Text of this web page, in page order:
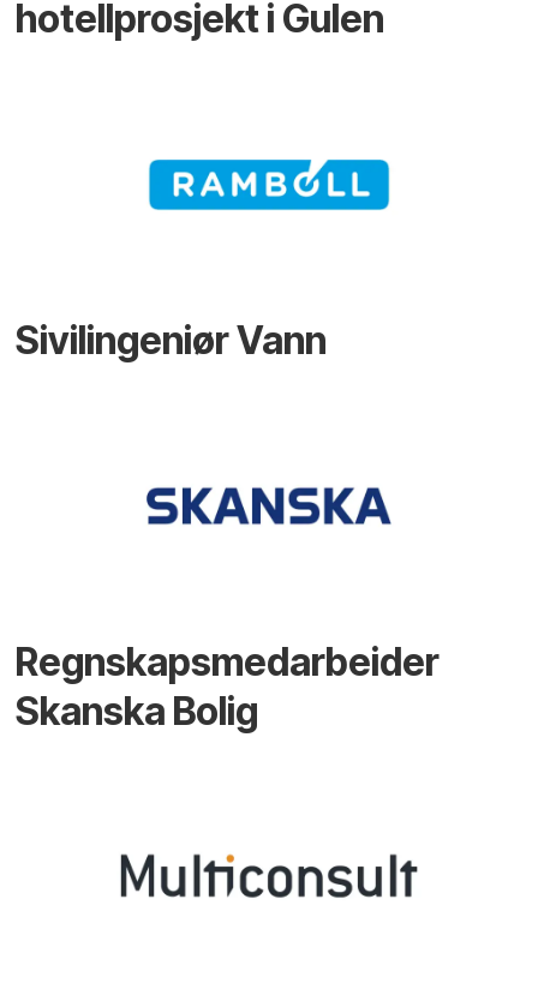
hotellprosjekt i Gulen
Sivilingeniør Vann
Regnskapsmedarbeider
Skanska Bolig